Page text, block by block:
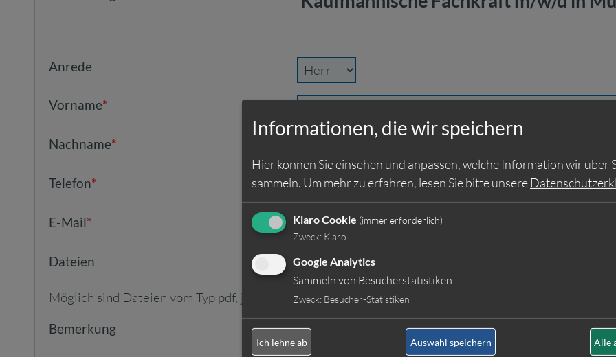
Anrede
Vorname*
Nachname*
Telefon*
E-Mail*
Dateien
Möglich sind Dateien vom Typ pdf, jpg, jpeg, zip. Idealerweise sollten einzelne Dateien nicht größer als
Bemerkung
Informationen, die wir speichern
Hier können Sie einsehen und anpassen, welche Information wir über
sammeln. Um mehr zu erfahren, lesen Sie bitte unsere
Klaro Cookie (immer erforderlich)
Zweck: Klaro
Google Analytics
Sammeln von Besucherstatistiken
Zweck: Besucher-Statistiken
Ich lehne ab Auswahl speichern Alle